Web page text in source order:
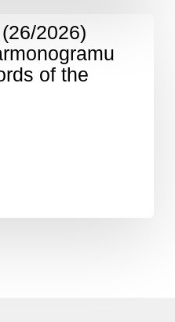
2026)
of the